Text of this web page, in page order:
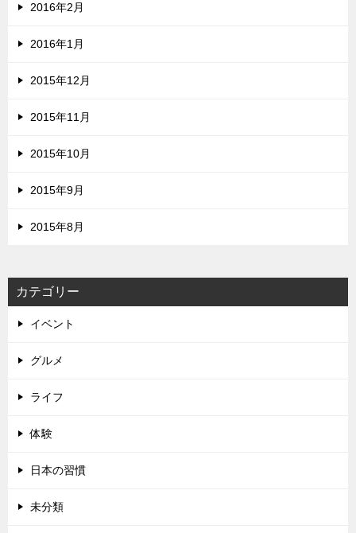
2016年2月
2016年1月
2015年12月
2015年11月
2015年10月
2015年9月
2015年8月
カテゴリー
イベント
グルメ
ライフ
体験
日本の習慣
未分類